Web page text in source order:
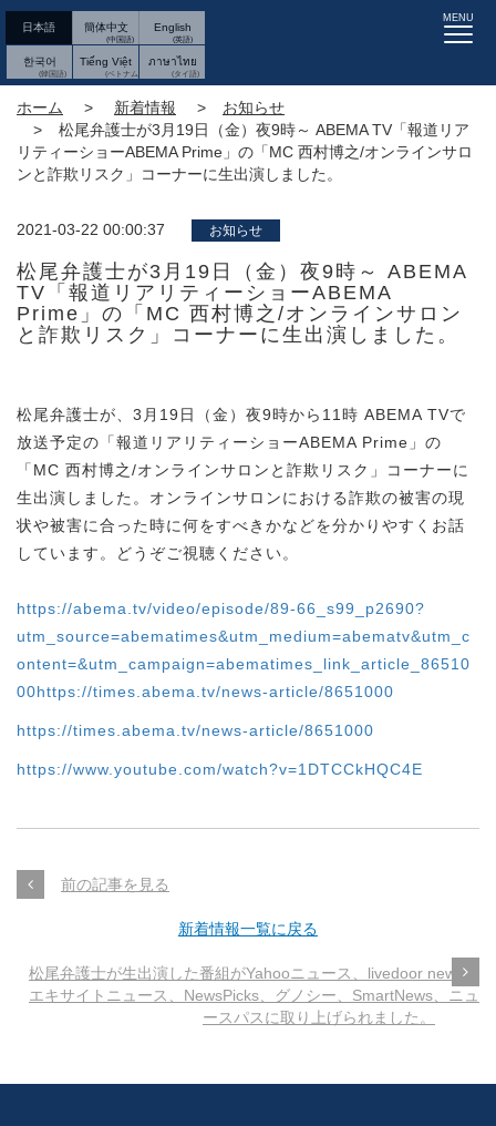
日本語 簡体中文 English
한국어 Tiếng Việt ภาษาไทย
MENU
ホーム 新着情報
お知らせ
松尾弁護士が3月19日（金）夜9時～ ABEMA TV「報道リア
リティーショーABEMA Prime」の「MC 西村博之/オンラインサロ
ンと詐欺リスク」コーナーに生出演しました。
2021-03-22 00:00:37 お知らせ
松尾弁護士が3月19日（金）夜9時～ ABEMA
TV「報道リアリティーショーABEMA
Prime」の「MC 西村博之/オンラインサロン
と詐欺リスク」コーナーに生出演しました。
松尾弁護士が、3月19日（金）夜9時から11時 ABEMA TVで
放送予定の「報道リアリティーショーABEMA Prime」の
「MC 西村博之/オンラインサロンと詐欺リスク」コーナーに
生出演しました。オンラインサロンにおける詐欺の被害の現
状や被害に合った時に何をすべきかなどを分かりやすくお話
しています。どうぞご視聴ください。
https://abema.tv/video/episode/89-66_s99_p2690?
utm_source=abematimes&utm_medium=abematv&utm_c
ontent=&utm_campaign=abematimes_link_article_86510
00https://times.abema.tv/news-article/8651000
https://times.abema.tv/news-article/8651000
https://www.youtube.com/watch?v=1DTCCkHQC4E
前の記事を見る
新着情報一覧に戻る
松尾弁護士が生出演した番組がYahooニュース、livedoor news、
エキサイトニュース、NewsPicks、グノシー、SmartNews、ニュ
ースパスに取り上げられました。